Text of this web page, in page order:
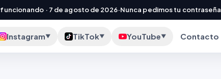
· 7 de agosto de 2026·Nunca pedimos tu contraseña
Instagram▼ TikTok▼ YouTube▼ Contacto